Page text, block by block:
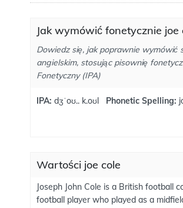
Jak wymówić fonetycznie joe
Dowiedz się, jak poprawnie wymówić
angielskim, stosując pisownię
Fonetyczny (IPA)
IPA: dʒˈoʊ.. k.oʊl Phonetic Spelling:
Wartości joe cole
Joseph John Cole is a British football
football player who played as a